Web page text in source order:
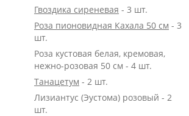
Гвоздика сиреневая - 3 шт.
Роза пионовидная Кахала 50 см - 3
шт.
Роза кустовая белая, кремовая,
нежно-розовая 50 см - 4 шт.
Танацетум - 2 шт.
Лизиантус (Эустома) розовый - 2
шт.